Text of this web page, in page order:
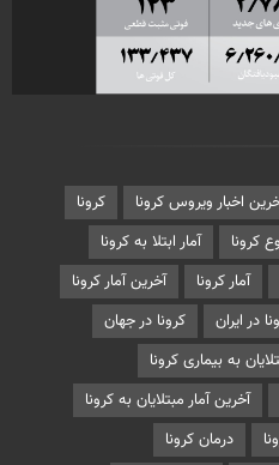
اخبار ویروس کرونا
کرونا
کرونا
آمار ابتلا به کرونا
آمار کرونا
آخرین آمار کرونا
در ایران
کرونا در جهان
به بیماری کرونا
آخرین آمار مبتلایان به کرونا
درمان کرونا